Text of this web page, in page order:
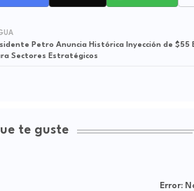
Petro Anuncia Histórica Inyección de $55
Sectores Estratégicos
te guste
Error: